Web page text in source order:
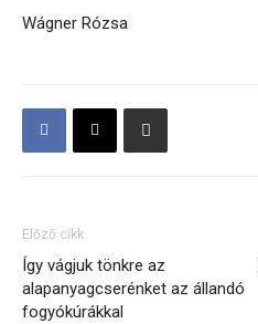
Wágner Rózsa
Előző cikk
Így vágjuk tönkre az
alapanyagcserénket az állandó
fogyókúrákkal